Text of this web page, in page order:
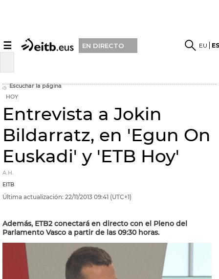
☰ EN DIRECTO EU
Escuchar la página
HOY
Entrevista a Jokin
Bildarratz, en 'Egun On
Euskadi' y 'ETB Hoy'
A.H.
EITB
Última actualización: 22/11/2013 09:41 (UTC+1)
Además, ETB2 conectará en directo con el Pleno del
Parlamento Vasco a partir de las 09:30 horas.